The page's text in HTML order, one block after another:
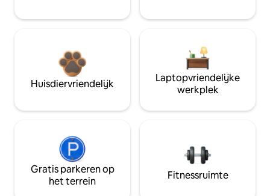
Huisdiervriendelijk
Laptopvriendelijke
werkplek
Gratis parkeren op
het terrein
Fitnessruimte